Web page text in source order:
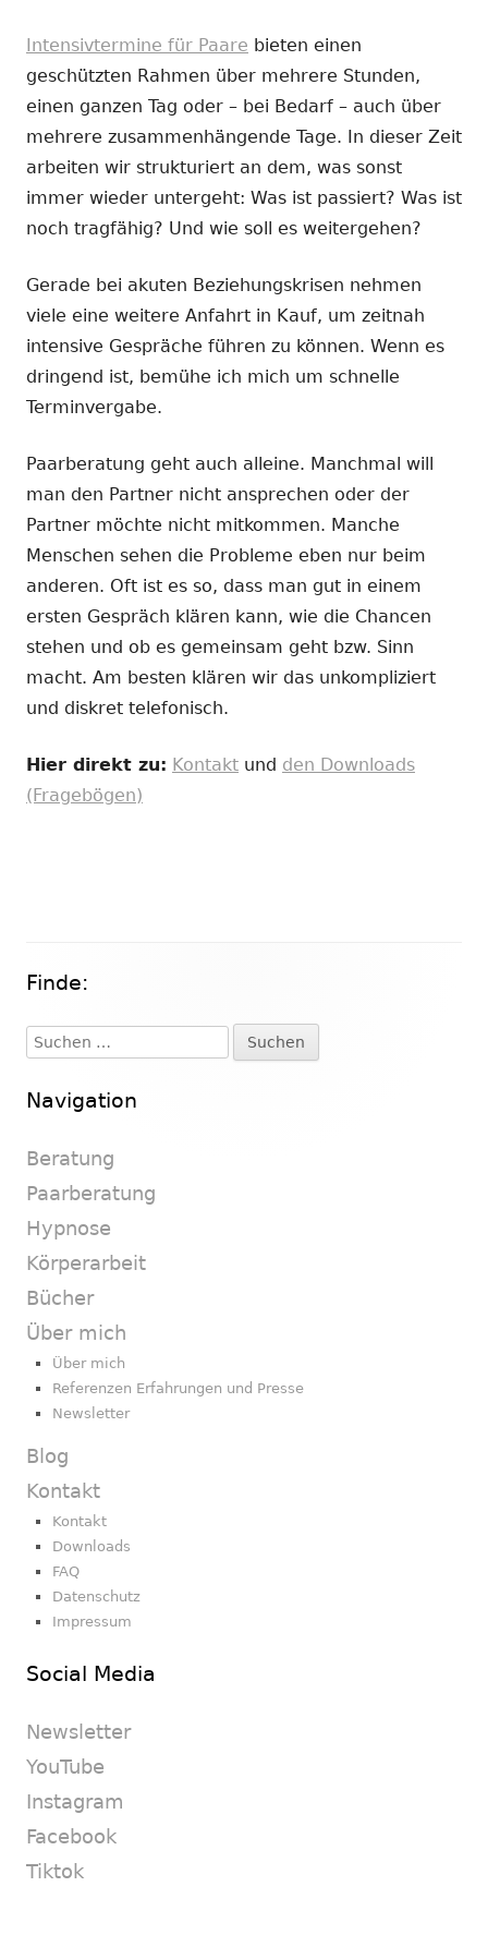
Intensivtermine für Paare bieten einen
geschützten Rahmen über mehrere Stunden,
einen ganzen Tag oder – bei Bedarf – auch über
mehrere zusammenhängende Tage. In dieser Zeit
arbeiten wir strukturiert an dem, was sonst
immer wieder untergeht: Was ist passiert? Was ist
noch tragfähig? Und wie soll es weitergehen?
Gerade bei akuten Beziehungskrisen nehmen
viele eine weitere Anfahrt in Kauf, um zeitnah
intensive Gespräche führen zu können. Wenn es
dringend ist, bemühe ich mich um schnelle
Terminvergabe.
Paarberatung geht auch alleine. Manchmal will
man den Partner nicht ansprechen oder der
Partner möchte nicht mitkommen. Manche
Menschen sehen die Probleme eben nur beim
anderen. Oft ist es so, dass man gut in einem
ersten Gespräch klären kann, wie die Chancen
stehen und ob es gemeinsam geht bzw. Sinn
macht. Am besten klären wir das unkompliziert
und diskret telefonisch.
Hier direkt zu: Kontakt und den Downloads
(Fragebögen)
Haupt-
Seitenleiste
Finde:
Suchen
nach:
Navigation
Beratung
Paarberatung
Hypnose
Körperarbeit
Bücher
Über mich
Über mich
Referenzen Erfahrungen und Presse
Newsletter
Blog
Kontakt
Kontakt
Downloads
FAQ
Datenschutz
Impressum
Social Media
Newsletter
YouTube
Instagram
Facebook
Tiktok